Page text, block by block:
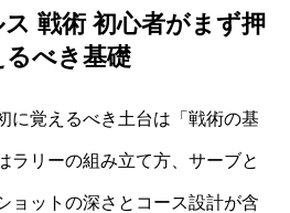
戦術 初心者がまず押
るべき基礎
に覚えるべき土台は「戦術の基
ラリーの組み立て方、サーブと
ョットの深さとコース設計が含